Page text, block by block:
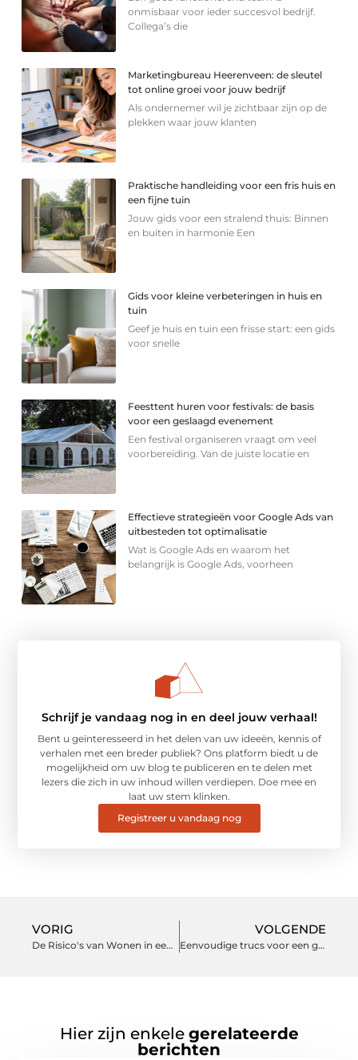
onmisbaar voor ieder succesvol bedrijf.
Collega’s die
Marketingbureau Heerenveen: de sleutel
tot online groei voor jouw bedrijf
Als ondernemer wil je zichtbaar zijn op de
plekken waar jouw klanten
Praktische handleiding voor een fris huis en
een fijne tuin
Jouw gids voor een stralend thuis: Binnen
en buiten in harmonie Een
Gids voor kleine verbeteringen in huis en
tuin
Geef je huis en tuin een frisse start: een gids
voor snelle
Feesttent huren voor festivals: de basis
voor een geslaagd evenement
Een festival organiseren vraagt om veel
voorbereiding. Van de juiste locatie en
Effectieve strategieën voor Google Ads van
uitbesteden tot optimalisatie
Wat is Google Ads en waarom het
belangrijk is Google Ads, voorheen
Schrijf je vandaag nog in en deel jouw verhaal!
Bent u geïnteresseerd in het delen van uw ideeën, kennis of
verhalen met een breder publiek? Ons platform biedt u de
mogelijkheid om uw blog te publiceren en te delen met
lezers die zich in uw inhoud willen verdiepen. Doe mee en
laat uw stem klinken.
Registreer u vandaag nog
VORIG
De Risico's van Wonen in een Hoarderwoning
VOLGENDE
Eenvoudige trucs voor een gezellig huis
Hier zijn enkele gerelateerde
berichten